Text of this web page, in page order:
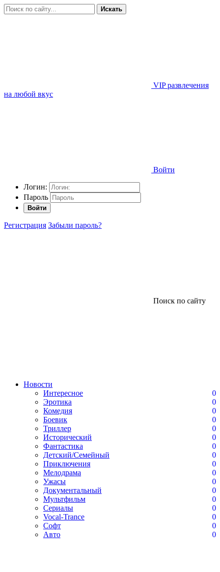
Искать
VIP развлечения
на любой вкус
Войти
Логин:
Пароль
Войти
Регистрация Забыли пароль?
Поиск по сайту
Новости
Интересное
0
Эротика
0
Комедия
0
Боевик
0
Триллер
0
Исторический
0
Фантастика
0
Детский/Семейный
0
Приключения
0
Мелодрама
0
Ужасы
0
Документальный
0
Мультфильм
0
Сериалы
0
Vocal-Trance
0
Софт
0
Авто
0